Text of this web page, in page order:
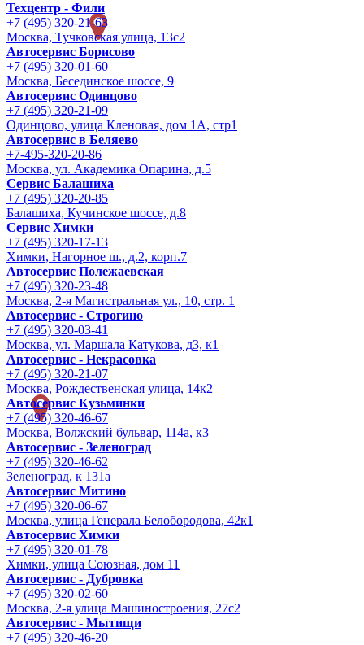
Техцентр - Фили
+7 (495) 320-21-63
Москва, Тучковская улица, 13с2
Автосервис Борисово
+7 (495) 320-01-60
Москва, Бесединское шоссе, 9
Автосервис Одинцово
+7 (495) 320-21-09
Одинцово, улица Кленовая, дом 1А, стр1
Автосервис в Беляево
+7-495-320-20-86
Москва, ул. Академика Опарина, д.5
Сервис Балашиха
+7 (495) 320-20-85
Балашиха, Кучинское шоссе, д.8
Сервис Химки
+7 (495) 320-17-13
Химки, Нагорное ш., д.2, корп.7
Автосервис Полежаевская
+7 (495) 320-23-48
Москва, 2-я Магистральная ул., 10, стр. 1
Автосервис - Строгино
+7 (495) 320-03-41
Москва, ул. Маршала Катукова, д3, к1
Автосервис - Некрасовка
+7 (495) 320-21-07
Москва, Рождественская улица, 14к2
Автосервис Кузьминки
+7 (495) 320-46-67
Москва, Волжский бульвар, 114а, к3
Автосервис - Зеленоград
+7 (495) 320-46-62
Зеленоград, к 131а
Автосервис Митино
+7 (495) 320-06-67
Москва, улица Генерала Белобородова, 42к1
Автосервис Химки
+7 (495) 320-01-78
Химки, улица Союзная, дом 11
Автосервис - Дубровка
+7 (495) 320-02-60
Москва, 2-я улица Машиностроения, 27с2
Автосервис - Мытищи
+7 (495) 320-46-20